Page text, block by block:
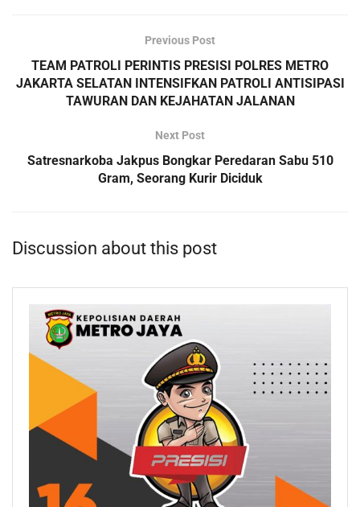
Previous Post
TEAM PATROLI PERINTIS PRESISI POLRES METRO
JAKARTA SELATAN INTENSIFKAN PATROLI ANTISIPASI
TAWURAN DAN KEJAHATAN JALANAN
Next Post
Satresnarkoba Jakpus Bongkar Peredaran Sabu 510
Gram, Seorang Kurir Diciduk
Discussion about this post